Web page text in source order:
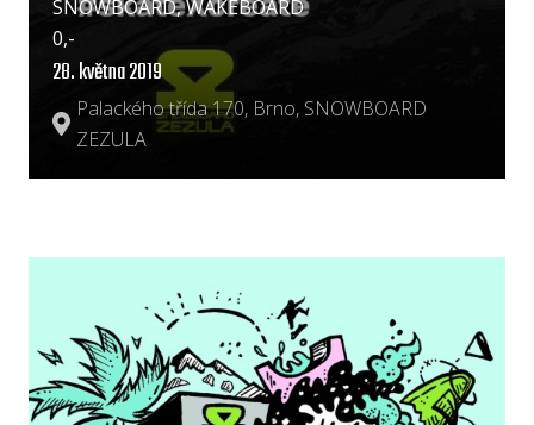
Palackého třída 170, Brno, SNOWBOARD
ZEZULA
28. května 2019
0,-
SNOWBOARD, WAKEBOARD